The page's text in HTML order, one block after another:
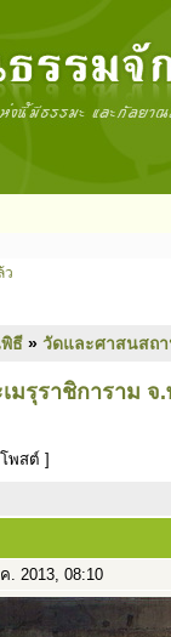
ว
ธี » วัดและศาสนสถ
มรุราชิการาม
พสต์ ]
. 2013, 08:10